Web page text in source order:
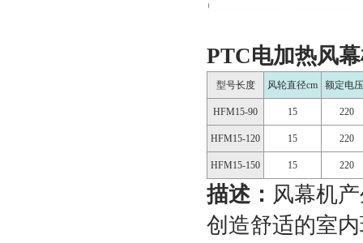
PTC电加热风
型号长度 风轮直径cm 额定电
HFM15-90 15 220
HFM15-120 15 220
HFM15-150 15 220
描述： 风幕机
创造舒适的室